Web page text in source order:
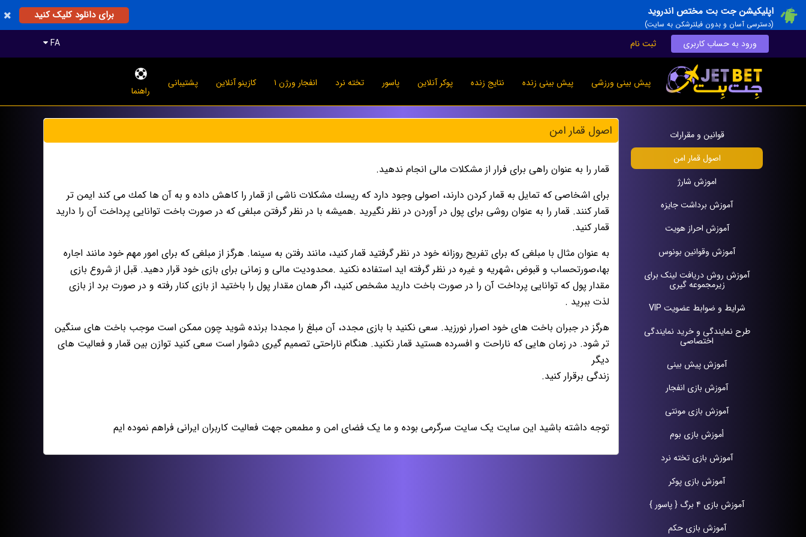
اپلیکیشن جت بت مختص اندروید
(دسترسی آسان و بدون فیلترشکن به سایت)
برای دانلود کلیک کنید
FA ورود به حساب کاربری ثبت نام
پیش بینی ورزشی پیش بینی زنده نتایج زنده پوکر آنلاین پاسور تخته نرد انفجار ورژن ۱ کازینو آنلاین پشتیبانی
راهنما
قوانين و مقرارات
اصول قمار امن
اموزش شارژ
آموزش برداشت جایزه
آموزش احراز هویت
آموزش وقوانين بونوس
آموزش روش دریافت لينک براى
زيرمجموعه گيرى
شرایط و ضوابط عضویت VIP
طرح نمايندگى و خريد نمايندگى
اختصاصى
آموزش پيش بينی
آموزش بازی انفجار
آموزش بازی مونتی
أموزش بازی بوم
آموزش بازی تخته نرد
آموزش بازی پوکر
آموزش بازی ۴ برگ { پاسور }
آموزش بازی حکم
اصول قمار امن
قمار را به عنوان راهى براى فرار از مشكلات مالى انجام ندهيد.
براى اشخاصى كه تمايل به قمار كردن دارند، اصولى وجود دارد كه ريسك مشكلات ناشى از قمار را كاهش داده و به آن ها كمك مى كند ايمن تر
قمار كنند. قمار را به عنوان روشى براى پول در آوردن در نظر نگيريد .هميشه با در نظر گرفتن مبلغى كه در صورت باخت توانايى پرداخت آن را داريد
قمار كنيد.
به عنوان مثال با مبلغى كه براى تفريح روزانه خود در نظر گرفتيد قمار كنيد، مانند رفتن به سينما. هرگز از مبلغى كه براى امور مهم خود مانند اجاره
بها،صورتحساب و قبوض ،شهريه و غيره در نظر گرفته اید استفاده نكنيد .محدوديت مالى و زمانى براى بازى خود قرار دهيد. قبل از شروع بازى
مقدار پول كه توانايى پرداخت آن را در صورت باخت داريد مشخص كنيد، اگر همان مقدار پول را باختيد از بازى كنار رفته و در صورت برد از بازى
لذت ببريد .
هرگز در جبران باخت هاى خود اصرار نورزيد. سعى نكنيد با بازی مجدد، آن مبلغ را مجددا برنده شويد چون ممكن است موجب باخت هاى سنگين
تر شود. در زمان هايى كه ناراحت و افسرده هستيد قمار نكنيد. هنگام ناراحتى تصميم گيرى دشوار است سعى كنيد توازن بين قمار و فعاليت هاى
ديگر
زندگى برقرار كنيد.
توجه داشته باشید این سایت یک سایت سرگرمی بوده و ما یک فضای امن و مطمعن جهت فعالیت کاربران ایرانی فراهم نموده ایم